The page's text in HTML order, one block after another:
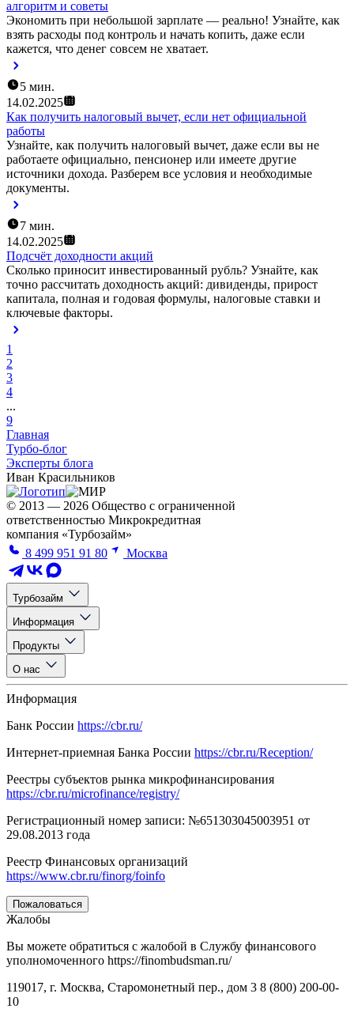
алгоритм и советы
Экономить при небольшой зарплате — реально! Узнайте, как
взять расходы под контроль и начать копить, даже если
кажется, что денег совсем не хватает.
5 мин.
14.02.2025
Как получить налоговый вычет, если нет официальной
работы
Узнайте, как получить налоговый вычет, даже если вы не
работаете официально, пенсионер или имеете другие
источники дохода. Разберем все условия и необходимые
документы.
7 мин.
14.02.2025
Подсчёт доходности акций
Сколько приносит инвестированный рубль? Узнайте, как
точно рассчитать доходность акций: дивиденды, прирост
капитала, полная и годовая формулы, налоговые ставки и
ключевые факторы.
1
2
3
4
...
9
Главная
Турбо-блог
Эксперты блога
Иван Красильников
© 2013 — 2026 Общество с ограниченной
ответственностью Микрокредитная
компания «Турбозайм»
8 499 951 91 80
Москва
Турбозайм
Информация
Продукты
О нас
Информация
Банк России https://cbr.ru/
Интернет-приемная Банка России https://cbr.ru/Reception/
Реестры субъектов рынка микрофинансирования
https://cbr.ru/microfinance/registry/
Регистрационный номер записи: №651303045003951 от
29.08.2013 года
Реестр Финансовых организаций
https://www.cbr.ru/finorg/foinfo
Пожаловаться
Жалобы
Вы можете обратиться с жалобой в Службу финансового
уполномоченного https://finombudsman.ru/
119017, г. Москва, Старомонетный пер., дом 3 8 (800) 200-00-
10